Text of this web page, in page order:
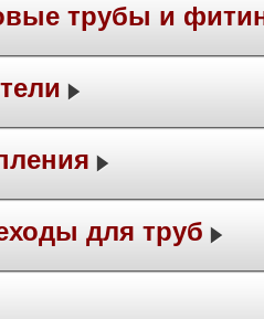
трубы и
для труб